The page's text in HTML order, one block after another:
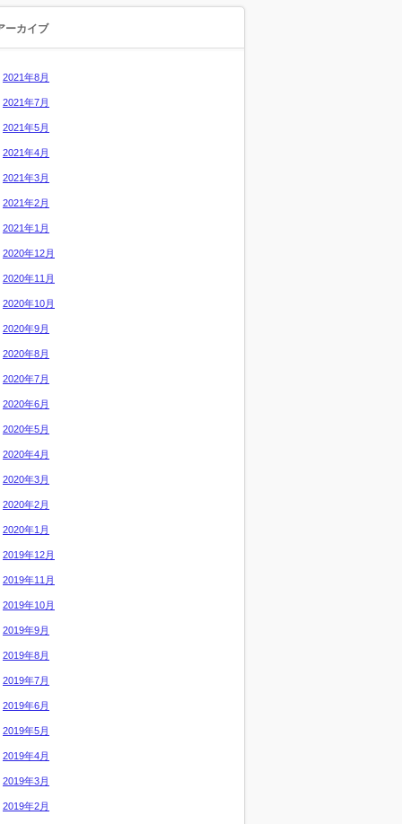
ーカイブ
2021年8月
2021年7月
2021年5月
2021年4月
2021年3月
2021年2月
2021年1月
2020年12月
2020年11月
2020年10月
2020年9月
2020年8月
2020年7月
2020年6月
2020年5月
2020年4月
2020年3月
2020年2月
2020年1月
2019年12月
2019年11月
2019年10月
2019年9月
2019年8月
2019年7月
2019年6月
2019年5月
2019年4月
2019年3月
2019年2月